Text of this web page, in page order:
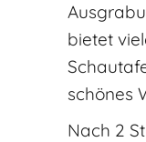
bietet
schönes
Nach 2